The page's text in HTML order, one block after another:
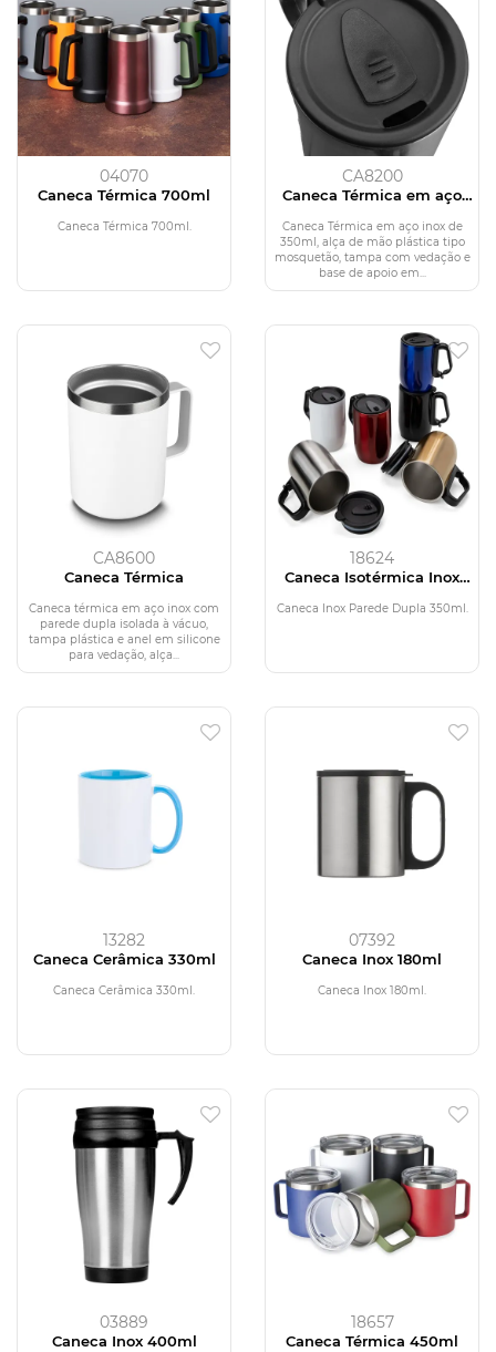
04070
Caneca Térmica 700ml
Caneca Térmica 700ml.
CA8200
Caneca Térmica em aço
Caneca Térmica em aço inox de
350ml, alça de mão plástica tipo
mosquetão, tampa com vedação e
base de apoio em...
CA8600
Caneca Térmica
Caneca térmica em aço inox com
parede dupla isolada à vácuo,
tampa plástica e anel em silicone
para vedação, alça...
18624
Caneca Isotérmica Inox
Caneca Inox Parede Dupla 350ml.
13282
Caneca Cerâmica 330ml
Caneca Cerâmica 330ml.
07392
Caneca Inox 180ml
Caneca Inox 180ml.
03889
Caneca Inox 400ml
18657
Caneca Térmica 450ml